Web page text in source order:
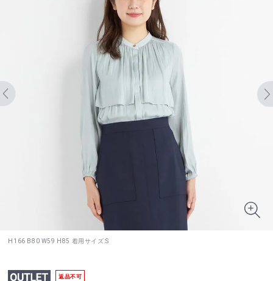
H166 B80 W59 H85 着用サイズ:S
返品不可